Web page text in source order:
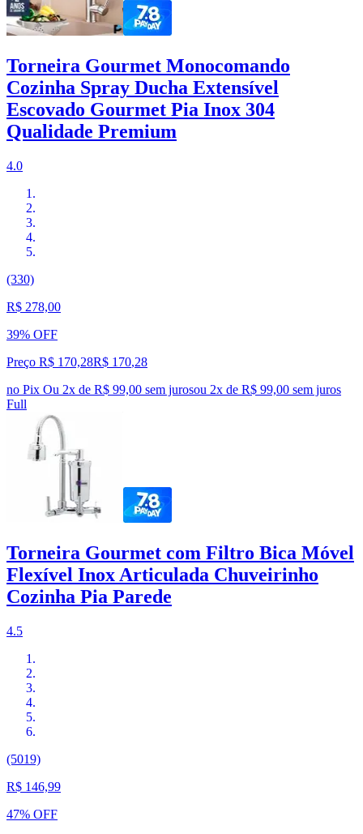
Torneira Gourmet Monocomando
Cozinha Spray Ducha Extensível
Escovado Gourmet Pia Inox 304
Qualidade Premium
4.0
(330)
R$ 278,00
39% OFF
Preço R$ 170,28R$ 170,28
no Pix Ou 2x de R$ 99,00 sem jurosou 2x de R$ 99,00 sem juros
Full
Torneira Gourmet com Filtro Bica Móvel
Flexível Inox Articulada Chuveirinho
Cozinha Pia Parede
4.5
(5019)
R$ 146,99
47% OFF